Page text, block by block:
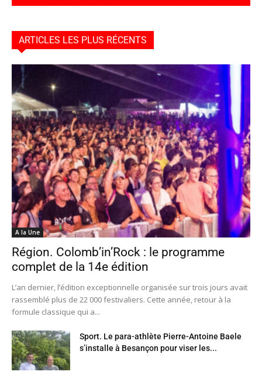
ARTICLES LES PLUS RÉCENTS
A la Une
Région. Colomb’in’Rock : le programme
complet de la 14e édition
L’an dernier, l’édition exceptionnelle organisée sur trois jours avait
rassemblé plus de 22 000 festivaliers. Cette année, retour à la
formule classique qui a...
Sport. Le para-athlète Pierre-Antoine Baele
s’installe à Besançon pour viser les...